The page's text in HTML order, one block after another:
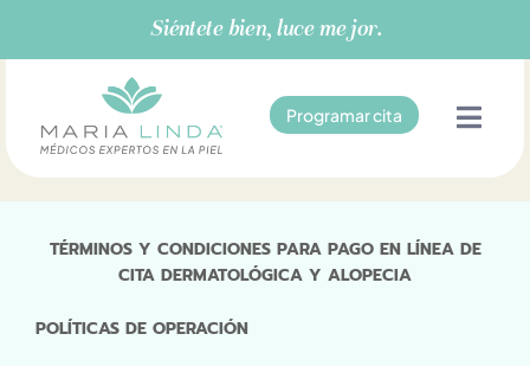
contenido
Siéntete bien, luce mejor.
Programar cita
TÉRMINOS Y CONDICIONES PARA PAGO EN LÍNEA DE
CITA DERMATOLÓGICA Y ALOPECIA
POLÍTICAS DE OPERACIÓN